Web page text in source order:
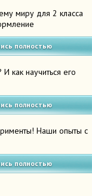
миру для 2 класса
полностью
как научиться его
полностью
Наши опыты с
полностью